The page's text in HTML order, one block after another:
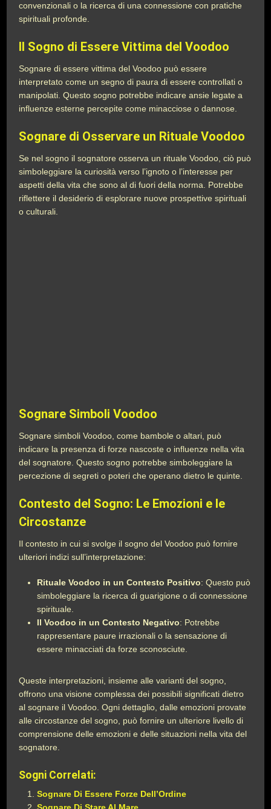
convenzionali o la ricerca di una connessione con pratiche
spirituali profonde.
Il Sogno di Essere Vittima del Voodoo
Sognare di essere vittima del Voodoo può essere
interpretato come un segno di paura di essere controllati o
manipolati. Questo sogno potrebbe indicare ansie legate a
influenze esterne percepite come minacciose o dannose.
Sognare di Osservare un Rituale Voodoo
Se nel sogno il sognatore osserva un rituale Voodoo, ciò può
simboleggiare la curiosità verso l’ignoto o l’interesse per
aspetti della vita che sono al di fuori della norma. Potrebbe
riflettere il desiderio di esplorare nuove prospettive spirituali
o culturali.
Sognare Simboli Voodoo
Sognare simboli Voodoo, come bambole o altari, può
indicare la presenza di forze nascoste o influenze nella vita
del sognatore. Questo sogno potrebbe simboleggiare la
percezione di segreti o poteri che operano dietro le quinte.
Contesto del Sogno: Le Emozioni e le
Circostanze
Il contesto in cui si svolge il sogno del Voodoo può fornire
ulteriori indizi sull’interpretazione:
Rituale Voodoo in un Contesto Positivo: Questo può
simboleggiare la ricerca di guarigione o di connessione
spirituale.
Il Voodoo in un Contesto Negativo: Potrebbe
rappresentare paure irrazionali o la sensazione di
essere minacciati da forze sconosciute.
Queste interpretazioni, insieme alle varianti del sogno,
offrono una visione complessa dei possibili significati dietro
al sognare il Voodoo. Ogni dettaglio, dalle emozioni provate
alle circostanze del sogno, può fornire un ulteriore livello di
comprensione delle emozioni e delle situazioni nella vita del
sognatore.
Sogni Correlati:
Sognare Di Essere Forze Dell’Ordine